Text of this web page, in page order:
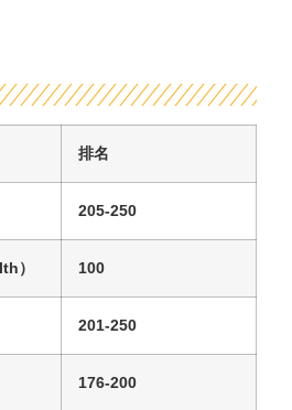
排名
205-250
） 100
201-250
176-200